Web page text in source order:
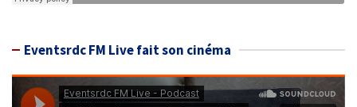
Eventsrdc FM Live fait son cinéma